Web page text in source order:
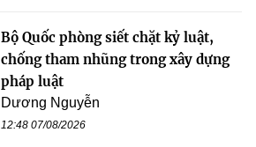
Bộ Quốc phòng siết chặt kỷ luật,
chống tham nhũng trong xây dựng
pháp luật
Dương Nguyễn
12:48 07/08/2026